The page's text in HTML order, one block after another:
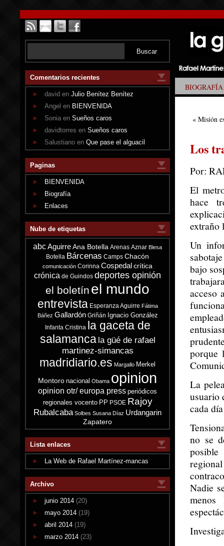
Comentarios recientes
david en Julio Benítez Benítez
Angel en BIENVENIDA
Sonia en Sueños caros
davidtorres en Sueños caros
Salustiano en Que pase el alguacil
Paginas
BIENVENIDA
Biografía
Enlaces
Nube de etiquetas
abcAguirre Ana Botella Arenas Aznar Blesa
Botella Bárcenas Camps Chacón
comunicación Corinna Cospedal crítica
crónica de Guindos deportes opinión
el boletín el mundo
entrevista Esperanza Aguirre Fátima
Báñez Gallardón Griñán Ignacio González
Infanta Cristina la gaceta de
salamanca la güé de rafael
martinez-simancas
madridiario.es Margallo Merkel
Montoro nacional Obama opinion
opinion otr/ europa press periódicos
regionales vocento PP PSOE Rajoy
Rubalcaba Solbes Susana Díaz Urdangarin
Zapatero
Lista enlaces
La Web de Rafael Martínez-mancas
Archivo
junio 2014 (20)
mayo 2014 (19)
abril 2014 (19)
marzo 2014 (23)
BIOGRAFÍA
« Misión
Los
Por:
El
hace
extraño
Un
bajo
acceso
porque
La
usuario
cada
no se
Nadie